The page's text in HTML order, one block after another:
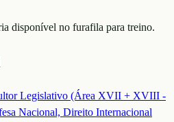
disponível no furafila para treino.
Legislativo (Área XVII + XVIII -
Nacional, Direito Internacional